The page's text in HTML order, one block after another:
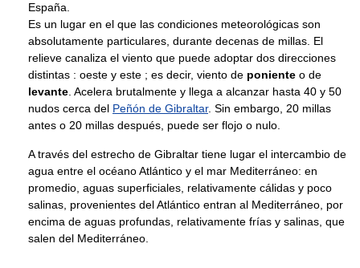
España.
Es un lugar en el que las condiciones meteorológicas son
absolutamente particulares, durante decenas de millas. El
relieve canaliza el viento que puede adoptar dos direcciones
distintas : oeste y este ; es decir, viento de poniente o de
levante. Acelera brutalmente y llega a alcanzar hasta 40 y 50
nudos cerca del Peñón de Gibraltar. Sin embargo, 20 millas
antes o 20 millas después, puede ser flojo o nulo.
A través del estrecho de Gibraltar tiene lugar el intercambio de
agua entre el océano Atlántico y el mar Mediterráneo: en
promedio, aguas superficiales, relativamente cálidas y poco
salinas, provenientes del Atlántico entran al Mediterráneo, por
encima de aguas profundas, relativamente frías y salinas, que
salen del Mediterráneo.